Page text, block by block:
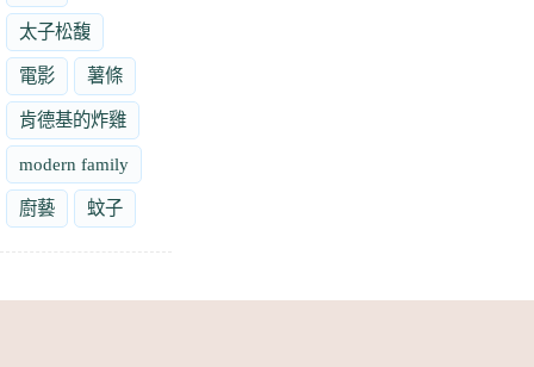
太子松馥
電影 薯條
肯德基的炸雞
modern family
廚藝 蚊子